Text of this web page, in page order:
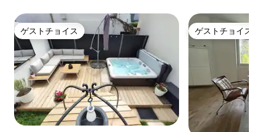
ゲストチョイス
ゲストチョイス ゲストチョイス
ゲストチョイス